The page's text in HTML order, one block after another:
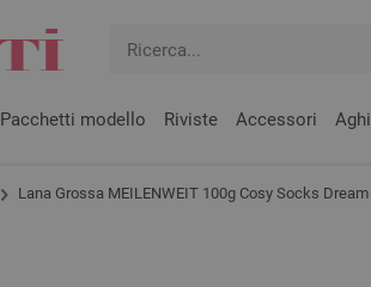
Pacchetti modello Riviste Accessori Aghi
Lana Grossa MEILENWEIT 100g Cosy Socks Dream